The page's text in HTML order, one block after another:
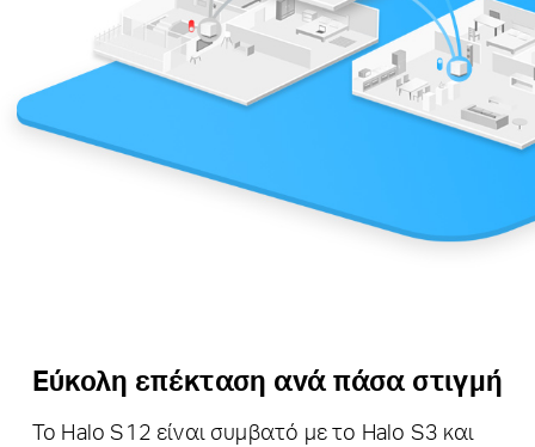
Εύκολη επέκταση ανά πάσα στιγμή
Το Halo S12 είναι συμβατό με το Halo S3 και